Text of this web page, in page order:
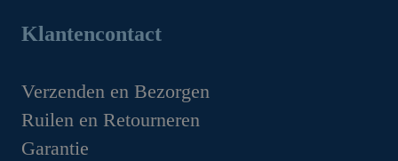
€49.95.
€44.95.
prijs
prijs
Klantencontact
Verzenden en Bezorgen
Ruilen en Retourneren
Garantie